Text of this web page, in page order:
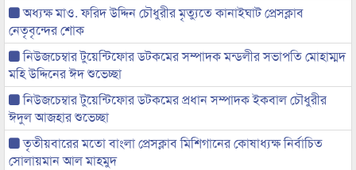
অধ্যক্ষ মাও. ফরিদ উদ্দিন চৌধুরীর মৃত্যুতে কানাইঘাট প্রেসক্লাব
নেতৃবৃন্দের শোক
নিউজচেম্বার টুয়েন্টিফোর ডটকমের সম্পাদক মন্ডলীর সভাপতি মোহাম্মদ
মহি উদ্দিনের ঈদ শুভেচ্ছা
নিউজচেম্বার টুয়েন্টিফোর ডটকমের প্রধান সম্পাদক ইকবাল চৌধুরীর
ঈদুল আজহার শুভেচ্ছা
তৃতীয়বারের মতো বাংলা প্রেসক্লাব মিশিগানের কোষাধ্যক্ষ নির্বাচিত
সোলায়মান আল মাহমুদ